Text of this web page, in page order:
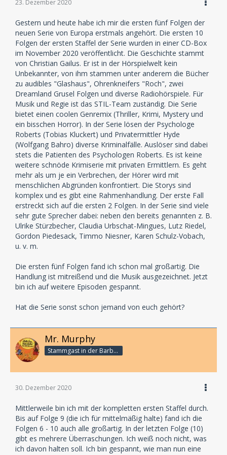
einen bewegenden Fall“, erklärt HYDE-AWAY-
Hyde auch Kriminellen auf die Schliche, deren
Verbrechen noch nicht aufgedeckt werden konnten.“
„Wer bei Serien wie ‚Elementary‘ oder ‚Sherlock‘
mitgefiebert hat, wird von HYDE AWAY gefesselt sein“,
ergänzt Arndt Seelig, Senior Director Family & Home
Entertainment Sony Music. „Die tolle Story, das Setting
und die Stimmen sorgen dafür, dass man ab Folge 1
gleich mitfiebert und wissen möchte, wie es
weitergeht. Hier heißt es aber nicht ‚Netflix and chill‘,
sondern eher ‚EUROPA mit Thrill‘.“
Die Macher: Dieses Team steckt hinter HYDE AWAY
Die Fantasie wird bei HYDE AWAY von namhaften
Stimmen beflügelt: In den männlichen Hauptrollen
bilden Tobias Kluckert (die deutsche Stimme von z.B.
Bradley Cooper und Joaquin Phoenix) und Wolfgang
Bahro (bekannt als Jo Gerner in „Gute Zeiten,
schlechte Zeiten“) ein ungleiches Team, das sich so
manchen verbalen Schlagabtausch liefert. Die
weibliche Hauptrolle wird von Ulrike Stürzbecher
gesprochen, die unter anderem regelmäßig Jennifer
Aniston und Kate Winslet ihre Stimme leiht. Insgesamt
sind über 40 Sprecherinnen und Sprecher in HYDE
Hörspielstudio STIL Musik & Hörspiele unter der Regie
von Christian Hagitte und Simon Bertling. Autor der
HYDE AWAY Serie ist Christian Gailus, der bereits das
verfasste sowie Bücher wie Küstenkrimis oder die
wurde exklusiv für die Serie komponiert und vom
Berliner Filmorchester unter der Leitung von Christian
Hagitte eingespielt.
HYDE AWAY startet digital bei allen gängigen
Die ersten beiden Episoden erscheinen am 13.
veröffentlicht EUROPA täglich eine neue Folge. Episode
9 und 10 erscheinen dann wieder gemeinsam am 20.
November als Doppelfolge. Die Gesamtspielzeit
beträgt 718 Minuten. Wer nicht so lange auf das große
Staffelfinale warten kann: Die Audio-CD-Box mit allen
23. Dezember 2020
Gestern und heute habe ich mir die ersten fünf Folgen der
neuen Serie von Europa erstmals angehört. Die ersten 10
Folgen der ersten Staffel der Serie wurden in einer CD-Box
im November 2020 veröffentlicht. Die Geschichte stammt
von Christian Gailus. Er ist in der Hörspielwelt kein
Unbekannter, von ihm stammen unter anderem die Bücher
zu audibles "Glashaus", Ohrenkneifers "Roch", zwei
Dreamland Grusel Folgen und diverse Radiohörspiele. Für
Musik und Regie ist das STIL-Team zuständig. Die Serie
bietet einen coolen Genremix (Thriller, Krimi, Mystery und
ein bisschen Horror). In der Serie lösen der Psychologe
Roberts (Tobias Kluckert) und Privatermittler Hyde
(Wolfgang Bahro) diverse Kriminalfälle. Auslöser sind dabei
stets die Patienten des Psychologen Roberts. Es ist keine
weitere schnöde Krimiserie mit privaten Ermittlern. Es geht
mehr als um je ein Verbrechen, der Hörer wird mit
menschlichen Abgründen konfrontiert. Die Storys sind
komplex und es gibt eine Rahmenhandlung. Der erste Fall
erstreckt sich auf die ersten 2 Folgen. In der Serie sind viele
sehr gute Sprecher dabei: neben den bereits genannten z. B.
Ulrike Stürzbecher, Claudia Urbschat-Mingues, Lutz Riedel,
Gordon Piedesack, Timmo Niesner, Karen Schulz-Vobach,
u. v. m.
Die ersten fünf Folgen fand ich schon mal großartig. Die
Handlung ist mitreißend und die Musik ausgezeichnet. Jetzt
bin ich auf weitere Episoden gespannt.
Hat die Serie sonst schon jemand von euch gehört?
Mr. Murphy
Stammgast in der Barbarabar
30. Dezember 2020
Mittlerweile bin ich mit der kompletten ersten Staffel durch.
Bis auf Folge 9 (die ich für mittelmäßig halte) fand ich die
Folgen 6 - 10 auch alle großartig. In der letzten Folge (10)
gibt es mehrere Überraschungen. Ich weiß noch nicht, was
ich davon halten soll. Ich bin gespannt, wie man nun eine